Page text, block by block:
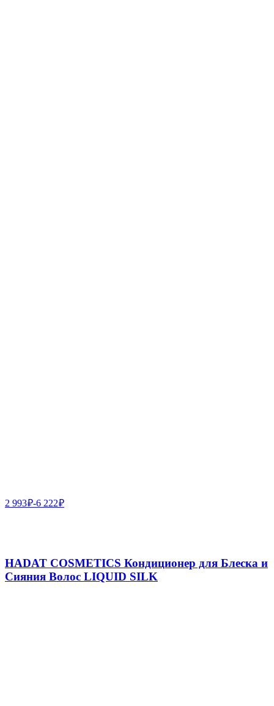
2 993₽-6 222₽
HADAT COSMETICS Кондиционер для Блеска и
Сияния Волос LIQUID SILK